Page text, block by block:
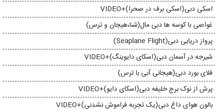
اسکی دبی(اسکی برف در صحرا)+VIDEO
غواصی با کوسه ها دبی مال(شنا،هیجان و ترس)
پرواز دریایی دبی(Seaplane Flight)
شیرجه در آسمان دبی(اسکای دایوینگ)+VIDEO
فلای بورد دبی(هیجانی آبی با ترس)
پرش از نوک برج خلیفه دبی(اسکای دایو)+VIDEO
بالون هوای داغ دبی(یک تجربه فراموش نشدنی)+VIDEO